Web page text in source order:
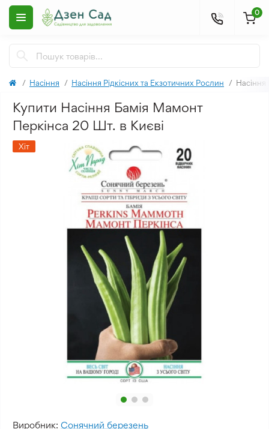
0
Насіння Насіння Рідкісних та Екзотичних Рослин
Купити Насіння Бамія Мамонт
Перкінса 20 Шт. в Києві
Хіт
Виробник: Сонячний березень